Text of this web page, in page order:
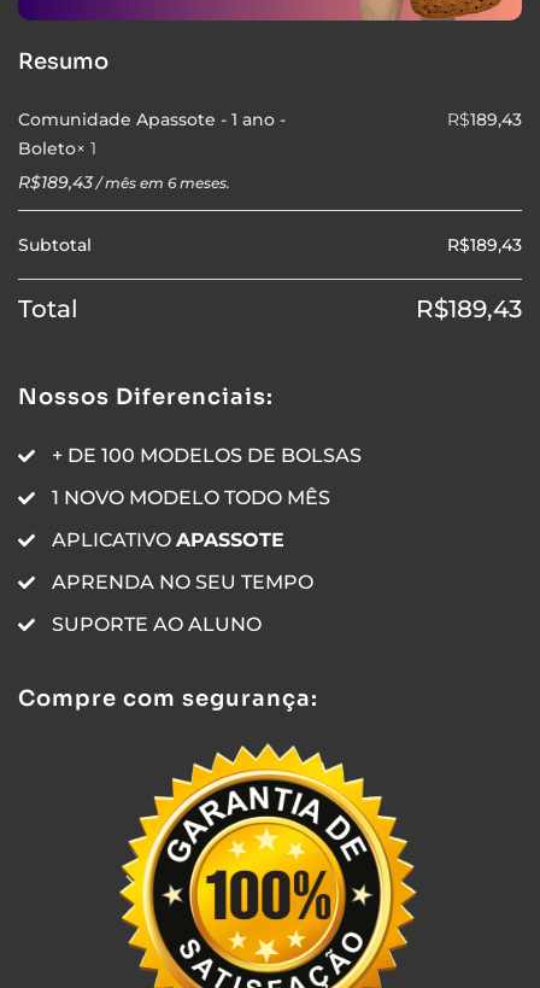
Resumo
Comunidade Apassote - 1 ano -
Boleto× 1
R$189,43 / mês em 6 meses.
R$189,43
Subtotal R$189,43
Total R$189,43
Nossos Diferenciais:
+ DE 100 MODELOS DE BOLSAS
1 NOVO MODELO TODO MÊS
APLICATIVO APASSOTE
APRENDA NO SEU TEMPO
SUPORTE AO ALUNO
Compre com segurança: